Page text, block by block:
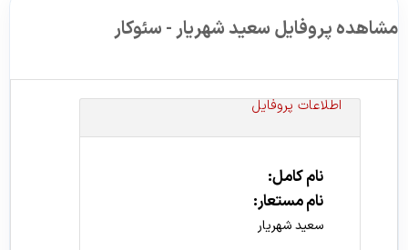
مشاهده پروفایل سعید شهریار - سئوکار
اطلاعات پروفایل
نام کامل:
نام مستعار:
سعید شهریار